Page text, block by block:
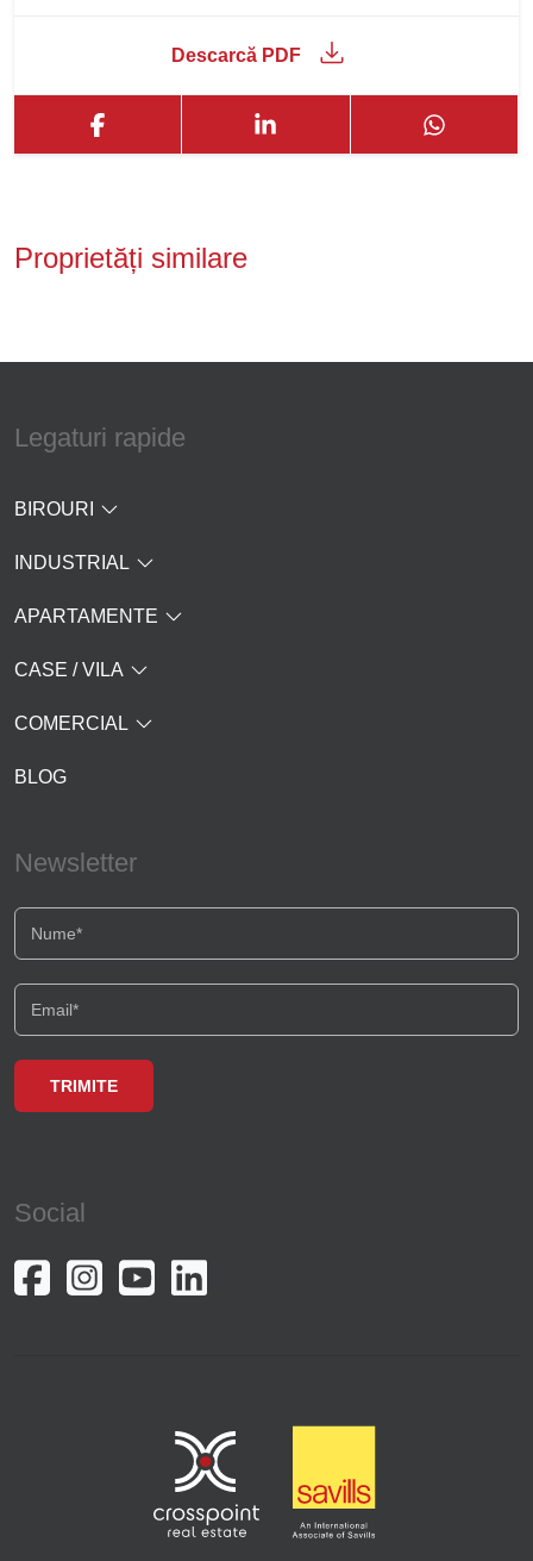
Descarcă PDF
Proprietăți similare
Legaturi rapide
BIROURI
INDUSTRIAL
APARTAMENTE
CASE / VILA
COMERCIAL
BLOG
Newsletter
Social